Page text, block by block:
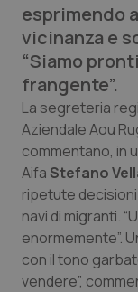
Abruzzo
Basilicata
Calabria
Campania
Emilia-
Friuli
QS Pro
Artrite &
Asma &
Car-T
Dermatite
esprimendo
vicinanza e
“Siamo
frangente”.
La segreteria
Aziendale Aou
commentano, in
Aifa Stefano
ripetute
navi di migranti.
enormemente”.
con il tono
vendere”,